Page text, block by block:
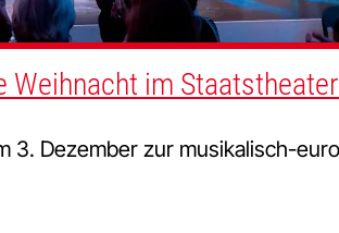
Weihnacht im
3. Dezember zur musikalisch-